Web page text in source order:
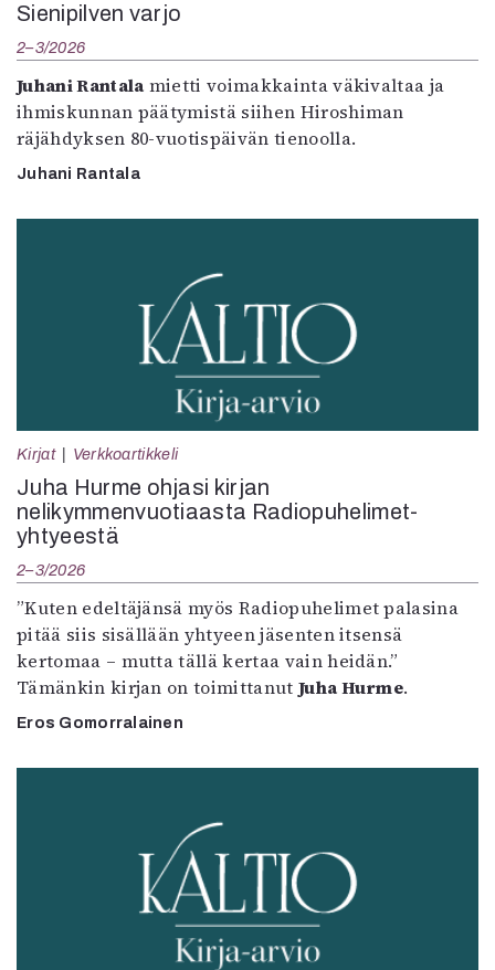
Sienipilven varjo
2–3/2026
Juhani Rantala mietti voimakkainta väkivaltaa ja
ihmiskunnan päätymistä siihen Hiroshiman
räjähdyksen 80-vuotispäivän tienoolla.
Juhani Rantala
Kirjat Verkkoartikkeli
Juha Hurme ohjasi kirjan
nelikymmenvuotiaasta Radiopuhelimet-
yhtyeestä
2–3/2026
”Kuten edeltäjänsä myös Radiopuhelimet palasina
pitää siis sisällään yhtyeen jäsenten itsensä
kertomaa – mutta tällä kertaa vain heidän.”
Tämänkin kirjan on toimittanut Juha Hurme.
Eros Gomorralainen